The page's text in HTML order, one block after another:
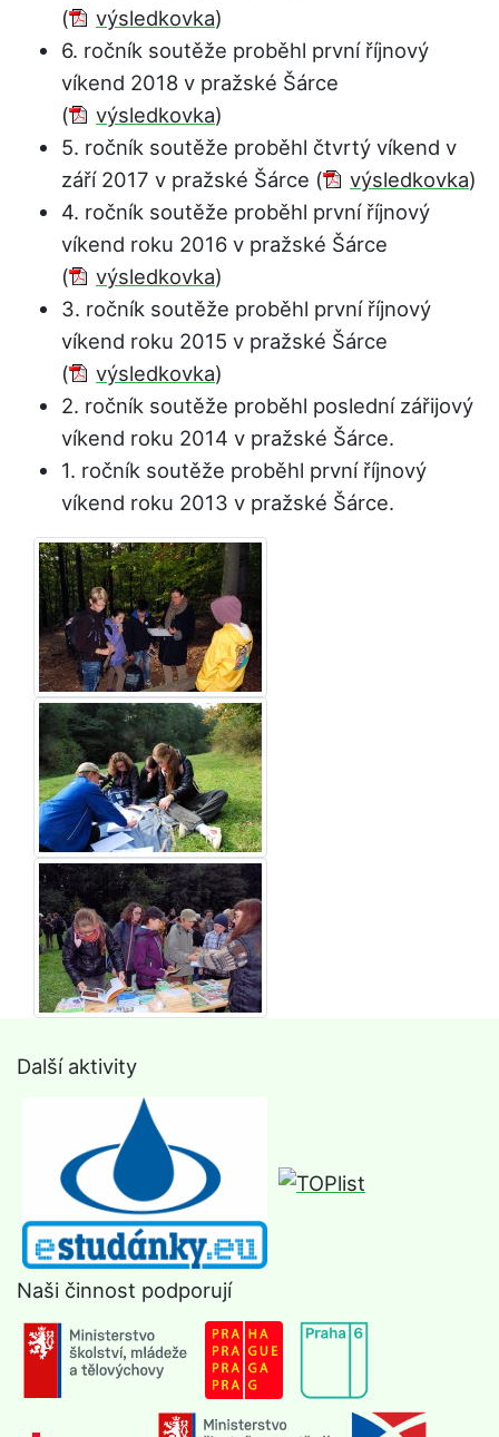
(
výsledkovka)
6. ročník soutěže proběhl první říjnový
víkend 2018 v pražské Šárce
(
výsledkovka)
5. ročník soutěže proběhl čtvrtý víkend v
září 2017 v pražské Šárce (
výsledkovka)
4. ročník soutěže proběhl první říjnový
víkend roku 2016 v pražské Šárce
(
výsledkovka)
3. ročník soutěže proběhl první říjnový
víkend roku 2015 v pražské Šárce
(
výsledkovka)
2. ročník soutěže proběhl poslední zářijový
víkend roku 2014 v pražské Šárce.
1. ročník soutěže proběhl první říjnový
víkend roku 2013 v pražské Šárce.
Další aktivity
Naši činnost podporují